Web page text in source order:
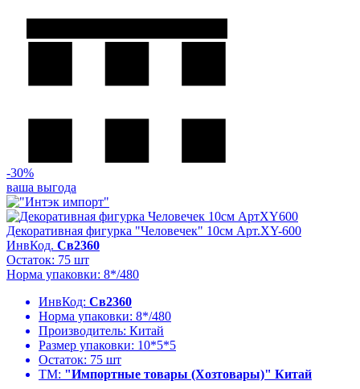
-30%
ваша выгода
Декоративная фигурка "Человечек" 10см Арт.XY-600
ИнвКод. Св2360
Остаток: 75 шт
Норма упаковки: 8*/480
ИнвКод: Св2360
Норма упаковки: 8*/480
Производитель: Китай
Размер упаковки: 10*5*5
Остаток: 75 шт
ТМ: "Импортные товары (Хозтовары)" Китай